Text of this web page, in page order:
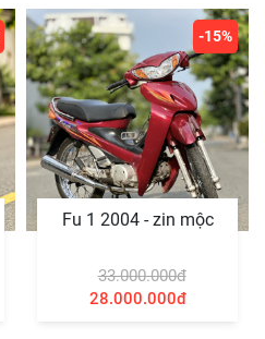
Fu 1 2004 - zin mộc
33.000.000đ
28.000.000đ
-15%